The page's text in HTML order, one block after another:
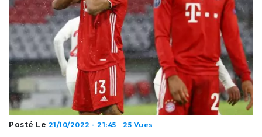
Posté Le 21/10/2022 - 21:45 25 Vues